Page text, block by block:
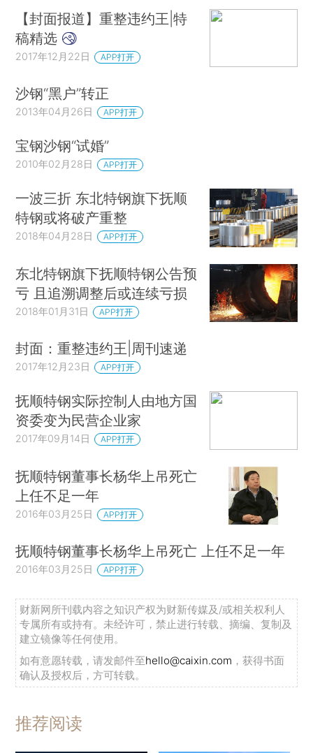
【封面报道】重整违约王|特
稿精选
2017年12月22日 APP打开
沙钢“黑户”转正
2013年04月26日 APP打开
宝钢沙钢“试婚”
2010年02月28日 APP打开
一波三折 东北特钢旗下抚顺
特钢或将破产重整
2018年04月28日 APP打开
东北特钢旗下抚顺特钢公告预
亏 且追溯调整后或连续亏损
2018年01月31日 APP打开
封面：重整违约王|周刊速递
2017年12月23日 APP打开
抚顺特钢实际控制人由地方国
资委变为民营企业家
2017年09月14日 APP打开
抚顺特钢董事长杨华上吊死亡
上任不足一年
2016年03月25日 APP打开
抚顺特钢董事长杨华上吊死亡 上任不足一年
2016年03月25日 APP打开
财新网所刊载内容之知识产权为财新传媒及/或相关权利人
专属所有或持有。未经许可，禁止进行转载、摘编、复制及
建立镜像等任何使用。
如有意愿转载，请发邮件至hello@caixin.com ，获得书面
确认及授权后，方可转载。
推荐阅读